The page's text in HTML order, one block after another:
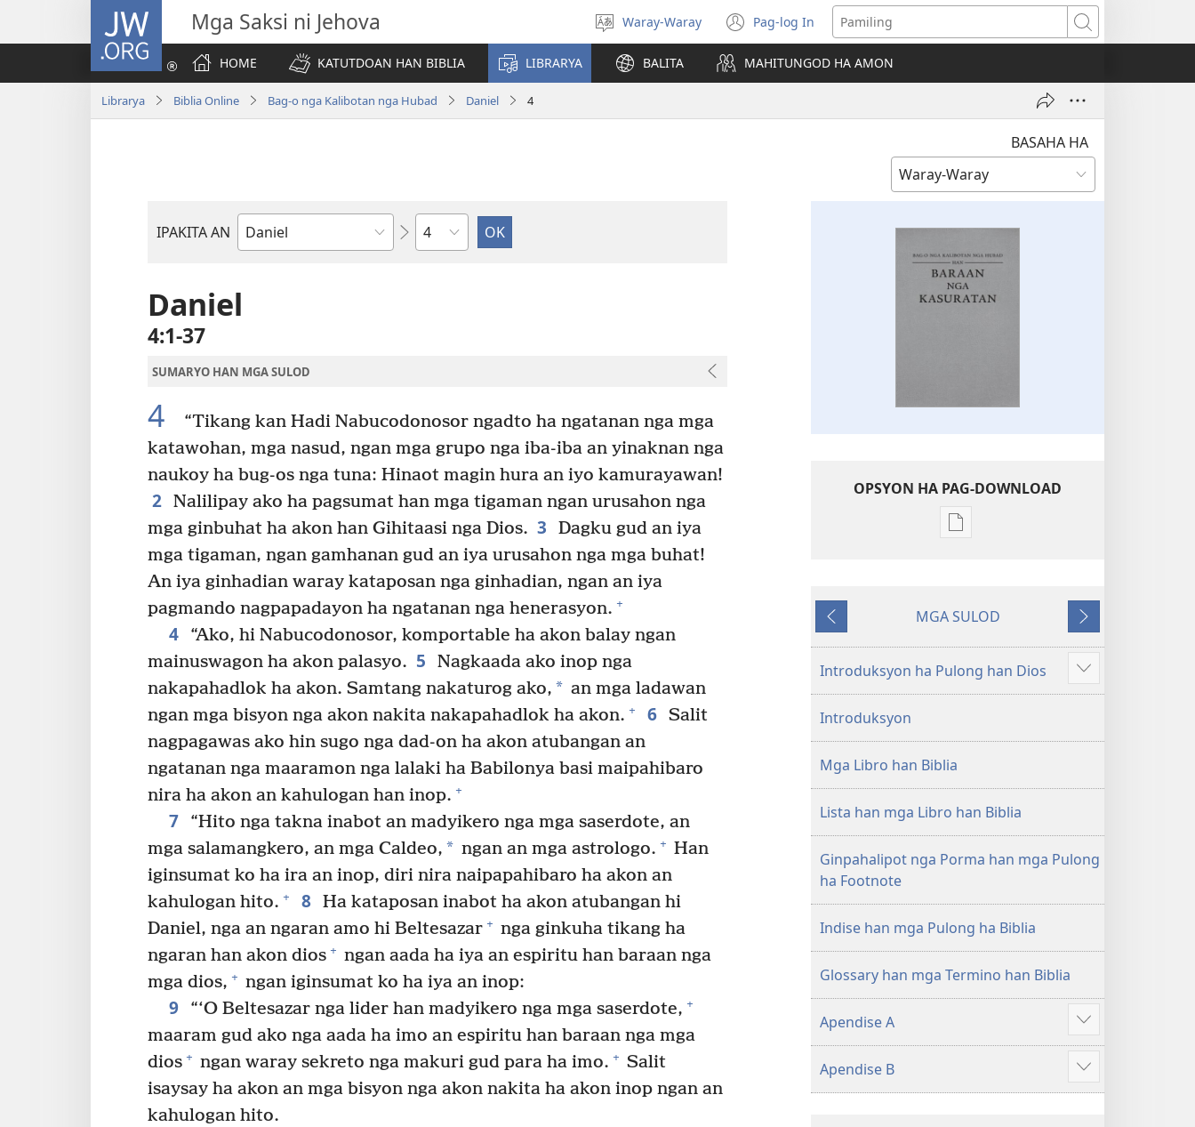
JW.ORG Mga Saksi ni Jehova
Pagpili
hin
yinaknan
Waray-Waray Pag-log In
(opens
new
window)
Pamiling
HOME
KATUTDOAN HAN BIBLIA LIBRARYA BALITA MAHITUNGOD HA AMON
Librarya Biblia Online Bag-o nga Kalibotan nga Hubad Daniel 4
BASAHA HA
IPAKITA AN
Libro
Biblia
Kapitulo
Daniel
4:1-37
SUMARYO HAN MGA SULOD
4
“Tikang kan Hadi Nabucodonosor ngadto ha ngatanan nga mga
katawohan, mga nasud, ngan mga grupo nga iba-iba an yinaknan nga
naukoy ha bug-os nga tuna: Hinaot magin hura an iyo kamurayawan!
2 Nalilipay ako ha pagsumat han mga tigaman ngan urusahon nga
mga ginbuhat ha akon han Gihitaasi nga Dios. 3
Dagku gud an iya
mga tigaman, ngan gamhanan gud an iya urusahon nga mga buhat!
An iya ginhadian waray kataposan nga ginhadian, ngan an iya
pagmando nagpapadayon ha ngatanan nga henerasyon. +
4
“Ako, hi Nabucodonosor, komportable ha akon balay ngan
mainuswagon ha akon palasyo. 5
Nagkaada ako inop nga
nakapahadlok ha akon. Samtang nakaturog ako, * an mga ladawan
ngan mga bisyon nga akon nakita nakapahadlok ha akon. + 6 Salit
nagpagawas ako hin sugo nga dad-on ha akon atubangan an
ngatanan nga maaramon nga lalaki ha Babilonya basi maipahibaro
nira ha akon an kahulogan han inop. +
7
“Hito nga takna inabot an madyikero nga mga saserdote, an
mga salamangkero, an mga Caldeo, * ngan an mga astrologo. + Han
iginsumat ko ha ira an inop, diri nira naipapahibaro ha akon an
kahulogan hito. + 8 Ha kataposan inabot ha akon atubangan hi
Daniel, nga an ngaran amo hi Beltesazar + nga ginkuha tikang ha
ngaran han akon dios + ngan aada ha iya an espiritu han baraan nga
mga dios, + ngan iginsumat ko ha iya an inop:
9 “‘O Beltesazar nga lider han madyikero nga mga saserdote, +
maaram gud ako nga aada ha imo an espiritu han baraan nga mga
dios + ngan waray sekreto nga makuri gud para ha imo. + Salit
isaysay ha akon an mga bisyon nga akon nakita ha akon inop ngan an
kahulogan hito.
OPSYON HA PAG-DOWNLOAD
Opsyon
hin
nga
mga
o
nga
Kalibotan
nga
Hubad
han
Naglabay
MGA SULOD
Sunod
Introduksyon ha Pulong han Dios
Ipakita
an
Introduksyon
Mga Libro han Biblia
Lista han mga Libro han Biblia
Ginpahalipot nga Porma han mga Pulong
ha Footnote
Indise han mga Pulong ha Biblia
Glossary han mga Termino han Biblia
Apendise A
Ipakita
an
dugang
Apendise B
Ipakita
an